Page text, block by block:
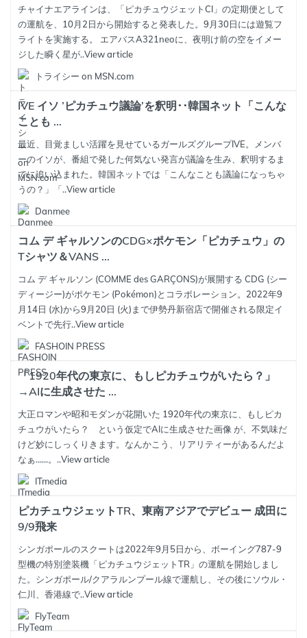
チャイナエアラインは、「ピカチュウジェットCI」の定期便として
の運航を、10月2日から開始すると発表した。9月30日には遊覧フ
ライトを実施する。 エアバスA321neoに、夜明け前の空をイメー
ジした瞬く星が..View article
トライシー on MSN.com
IVE イソ ’ピカチュウ議論’を釈明･･韓国ネット「こんな
ことも ...
最近、目覚ましい活躍を見せているガールズグループIVE。メンバ
ーのイソが、番組で発した何気ない発言が議論を生み、釈明するま
でに追い込まれた。韓国ネットでは「こんなことも議論になっちゃ
うの？」「..View article
Danmee
コム デ ギャルソンのCDG×ポケモン「ピカチュウ」の
Tシャツ＆VANS ...
コム デ ギャルソン (COMME des GARÇONS)が展開する CDG (シー
ディージー)がポケモン (Pokémon)とコラボレーション。2022年9
月14日 (水)から9月20日 (火)まで伊勢丹新宿店で開催される限定イ
ベントで先行..View article
FASHOIN PRESS
「1920年代の東京に、もしピカチュウがいたら？」
→AIに生成させた ...
大正ロマンや昭和モダンが花開いた 1920年代の東京に、もしピカ
チュウがいたら？ という仮定でAIに生成させた画像 が、不気味だ
けど妙にしっくりきます。なんかこう、リアリティーがあるんだよ
なぁ……。..View article
ITmedia
ピカチュウジェットTR、東南アジアでデビュー 成田に
9/9飛来
シンガポールのスクートは2022年9月5日から、ボーイング787-9
型機の特別塗装機「ピカチュウジェットTR」の運航を開始しまし
た。シンガポール/クアラルンプール線で運航し、その後にソウル・
仁川、香港線で..View article
FlyTeam